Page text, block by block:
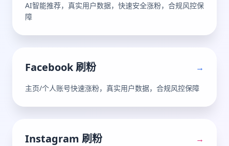
AI智能推荐，真实用户数据，快速安全涨粉，合规风控保
障
Facebook 刷粉 →
主页/个人账号快速涨粉，真实用户数据，合规风控保障
Instagram 刷粉 →